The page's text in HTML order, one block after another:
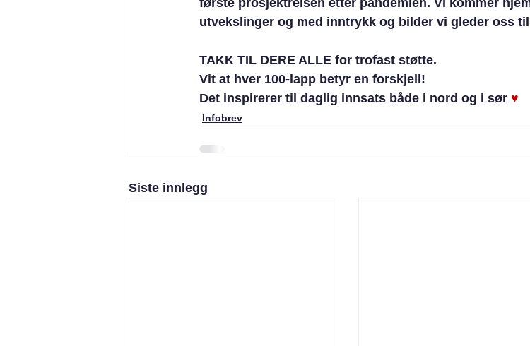
første prosjektreisen etter pandemien. Vi kommer
utvekslinger og med inntrykk og bilder vi gleder oss
TAKK TIL DERE ALLE for trofast støtte.
Vit at hver 100-lapp betyr en forskjell!
Det inspirerer til daglig innsats både i nord og i sør ♥
Infobrev
Siste innlegg